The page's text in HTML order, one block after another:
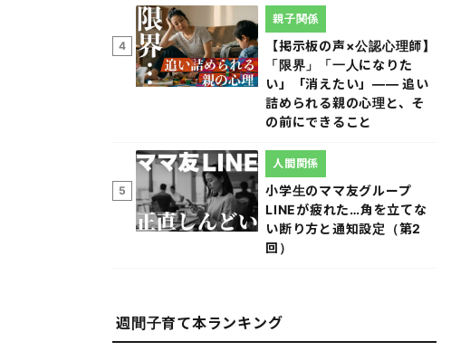
4
【掲示板の声×公認心理師】
「限界」「一人になりた
い」「消えたい」―― 追い
詰められる親の心理と、そ
の前にできること
親子関係
5
小学生のママ友グループ
LINEが疲れた…角を立てな
い断り方と通知設定（第2
回）
人間関係
週間子育て本ランキング